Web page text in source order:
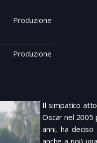
Produzione
Produzione
Il simpatico
Oscar nel 2005
anni, ha
anche a noi)